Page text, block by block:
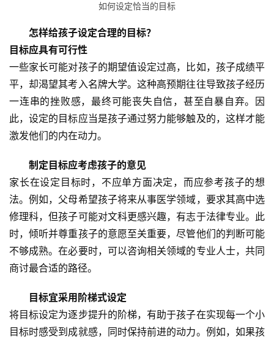
如何设定恰当的目标
怎样给孩子设定合理的目标？
目标应具有可行性
一些家长可能对孩子的期望值设定过高，比如，孩子成绩平
平，却渴望其考入名牌大学。这种高预期往往导致孩子经历
一连串的挫败感，最终可能丧失自信，甚至自暴自弃。因
此，设定的目标应当是孩子通过努力能够触及的，这样才能
激发他们的内在动力。
制定目标应考虑孩子的意见
家长在设定目标时，不应单方面决定，而应参考孩子的想
法。例如，父母希望孩子将来从事医学领域，要求其高中选
修理科，但孩子可能对文科更感兴趣，有志于法律专业。此
时，倾听并尊重孩子的意愿至关重要，尽管他们的判断可能
不够成熟。在必要时，可以咨询相关领域的专业人士，共同
商讨最合适的路径。
目标宜采用阶梯式设定
将目标设定为逐步提升的阶梯，有助于孩子在实现每一个小
目标时感受到成就感，同时保持前进的动力。例如，如果孩